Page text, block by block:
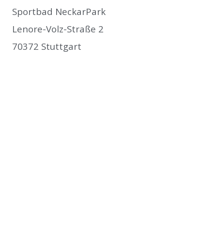
Sportbad NeckarPark
Lenore-Volz-Straße 2
70372 Stuttgart